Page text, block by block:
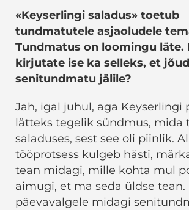
«Keyserlingi saladus» toetub
tundmatutele asjaoludele
Tundmatus on loomingu läte.
kirjutate ise ka selleks, et
senitundmatu jälile?
Jah, igal juhul, aga Keyserlingi
lätteks tegelik sündmus, mida
saladuses, sest see oli piinlik.
tööprotsess kulgeb hästi,
tean midagi, mille kohta mul
aimugi, et ma seda üldse
päevavalgele midagi